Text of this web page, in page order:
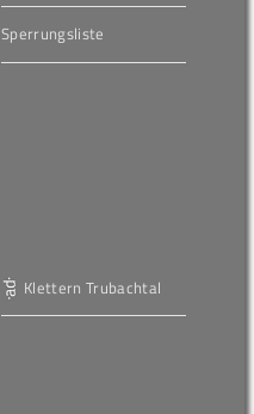
Sperrungsliste
Klettern Trubachtal